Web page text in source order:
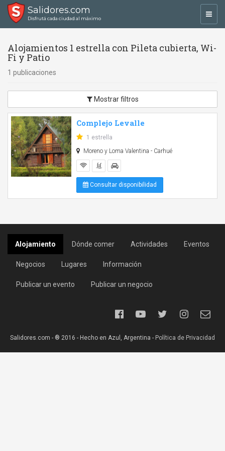
Salidores.com
Disfrutá cada ciudad al máximo
Alojamientos 1 estrella con Pileta cubierta, Wi-
Fi y Patio
1 publicaciones
Mostrar filtros
Complejo Levalle
1 estrella
Moreno y Loma Valentina - Carhué
Consultar disponibilidad
Alojamiento Dónde comer Actividades Eventos
Negocios Lugares Información
Publicar un evento Publicar un negocio
Salidores.com - ® 2016 - Hecho en Azul, Argentina - Política de Privacidad